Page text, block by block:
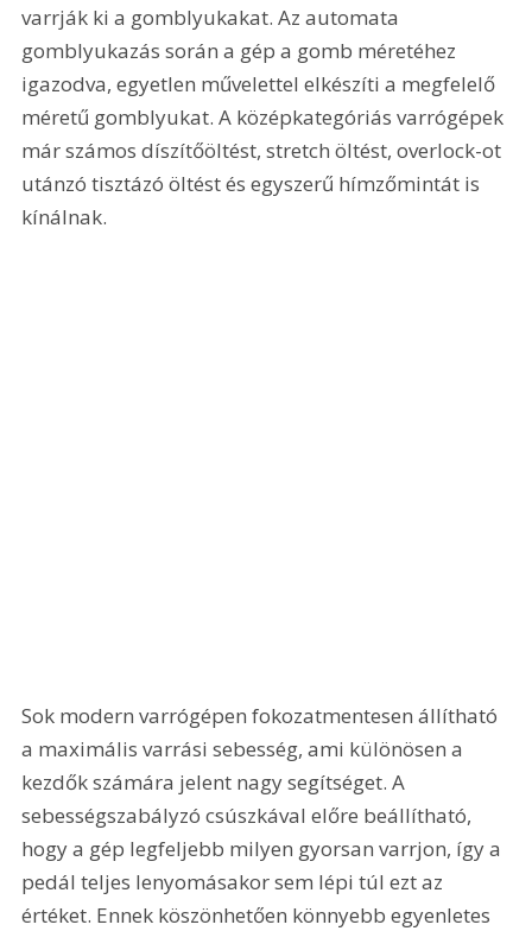
varrják ki a gomblyukakat. Az automata
gomblyukazás során a gép a gomb méretéhez
igazodva, egyetlen művelettel elkészíti a megfelelő
méretű gomblyukat. A középkategóriás varrógépek
már számos díszítőöltést, stretch öltést, overlock-ot
utánzó tisztázó öltést és egyszerű hímzőmintát is
kínálnak.
Sok modern varrógépen fokozatmentesen állítható
a maximális varrási sebesség, ami különösen a
kezdők számára jelent nagy segítséget. A
sebességszabályzó csúszkával előre beállítható,
hogy a gép legfeljebb milyen gyorsan varrjon, így a
pedál teljes lenyomásakor sem lépi túl ezt az
értéket. Ennek köszönhetően könnyebb egyenletes